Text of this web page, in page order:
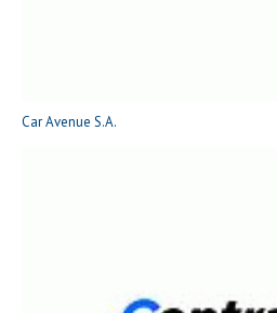
Car Avenue S.A.